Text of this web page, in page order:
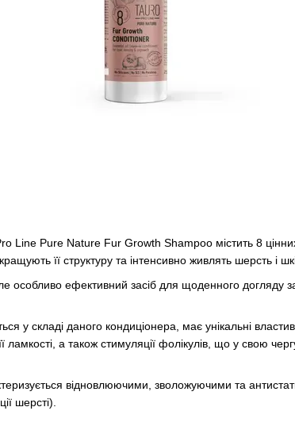
Line Pure Nature Fur Growth Shampoo містить 8
її структуру та інтенсивно живлять шерсть і
особливо ефективний засіб для щоденного догляду
у складі даного кондиціонера, має унікальні
а також стимуляції фолікулів, що у свою
відновлюючими, зволожуючими та
шерсті).